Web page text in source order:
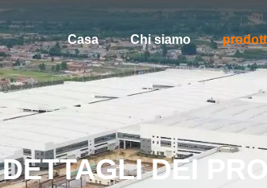
Casa Chi siamo
DETTAGLI DEI